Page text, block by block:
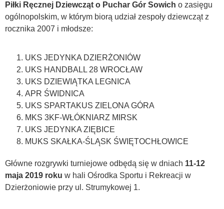
Piłki Ręcznej Dziewcząt o Puchar Gór Sowich o zasięgu
ogólnopolskim, w którym biorą udział zespoły dziewcząt z
rocznika 2007 i młodsze:
UKS JEDYNKA DZIERŻONIÓW
UKS HANDBALL 28 WROCŁAW
UKS DZIEWIĄTKA LEGNICA
APR ŚWIDNICA
UKS SPARTAKUS ZIELONA GÓRA
MKS 3KF-WŁÓKNIARZ MIRSK
UKS JEDYNKA ZIĘBICE
MUKS SKAŁKA-ŚLĄSK ŚWIĘTOCHŁOWICE
Główne rozgrywki turniejowe odbędą się w dniach 11-12
maja 2019 roku w hali Ośrodka Sportu i Rekreacji w
Dzierżoniowie przy ul. Strumykowej 1.